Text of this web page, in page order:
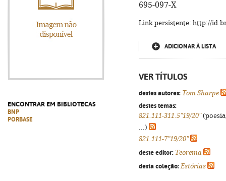
ENCONTRAR EM BIBLIOTECAS
BNP
PORBASE
695-097-X
Link persistente: http://
ADICIONAR À LISTA
VER TÍTULOS
destes autores: Tom Sharpe
destes temas:
821.111-311.5"19/20"
...)
821.111-7"19/20"
deste editor: Teorema
desta coleção: Estórias